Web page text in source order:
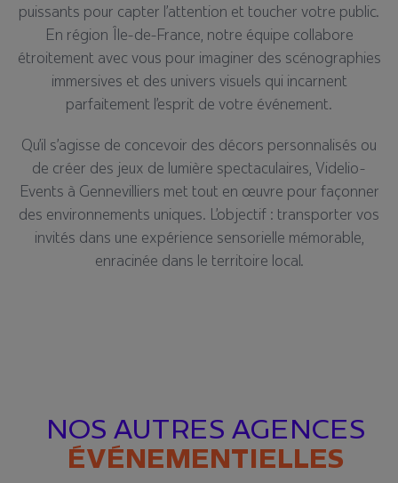
puissants pour capter l’attention et toucher votre public.
En région Île-de-France, notre équipe collabore
étroitement avec vous pour imaginer des scénographies
immersives et des univers visuels qui incarnent
parfaitement l’esprit de votre événement.
Qu’il s’agisse de concevoir des décors personnalisés ou
de créer des jeux de lumière spectaculaires, Videlio-
Events à Gennevilliers met tout en œuvre pour façonner
des environnements uniques. L’objectif : transporter vos
invités dans une expérience sensorielle mémorable,
enracinée dans le territoire local.
NOS AUTRES AGENCES
ÉVÉNEMENTIELLES